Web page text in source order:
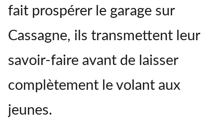
fait prospérer le garage sur
Cassagne, ils transmettent leur
savoir-faire avant de laisser
complètement le volant aux
jeunes.